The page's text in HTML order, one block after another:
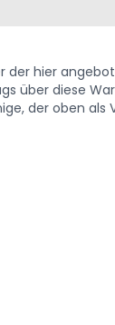
der hier
über diese
der oben als